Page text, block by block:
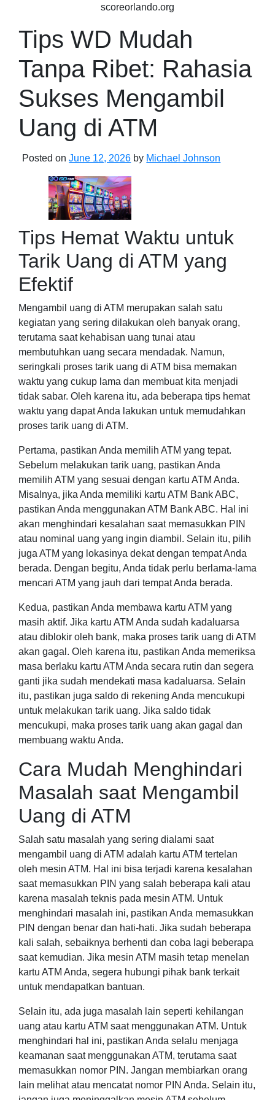
content
scoreorlando.org
Tips WD Mudah
Tanpa Ribet: Rahasia
Sukses Mengambil
Uang di ATM
Posted onJune 12, 2026 by Michael Johnson
Tips Hemat Waktu untuk
Tarik Uang di ATM yang
Efektif
Mengambil uang di ATM merupakan salah satu
kegiatan yang sering dilakukan oleh banyak orang,
terutama saat kehabisan uang tunai atau
membutuhkan uang secara mendadak. Namun,
seringkali proses tarik uang di ATM bisa memakan
waktu yang cukup lama dan membuat kita menjadi
tidak sabar. Oleh karena itu, ada beberapa tips hemat
waktu yang dapat Anda lakukan untuk memudahkan
proses tarik uang di ATM.
Pertama, pastikan Anda memilih ATM yang tepat.
Sebelum melakukan tarik uang, pastikan Anda
memilih ATM yang sesuai dengan kartu ATM Anda.
Misalnya, jika Anda memiliki kartu ATM Bank ABC,
pastikan Anda menggunakan ATM Bank ABC. Hal ini
akan menghindari kesalahan saat memasukkan PIN
atau nominal uang yang ingin diambil. Selain itu, pilih
juga ATM yang lokasinya dekat dengan tempat Anda
berada. Dengan begitu, Anda tidak perlu berlama-lama
mencari ATM yang jauh dari tempat Anda berada.
Kedua, pastikan Anda membawa kartu ATM yang
masih aktif. Jika kartu ATM Anda sudah kadaluarsa
atau diblokir oleh bank, maka proses tarik uang di ATM
akan gagal. Oleh karena itu, pastikan Anda memeriksa
masa berlaku kartu ATM Anda secara rutin dan segera
ganti jika sudah mendekati masa kadaluarsa. Selain
itu, pastikan juga saldo di rekening Anda mencukupi
untuk melakukan tarik uang. Jika saldo tidak
mencukupi, maka proses tarik uang akan gagal dan
membuang waktu Anda.
Cara Mudah Menghindari
Masalah saat Mengambil
Uang di ATM
Salah satu masalah yang sering dialami saat
mengambil uang di ATM adalah kartu ATM tertelan
oleh mesin ATM. Hal ini bisa terjadi karena kesalahan
saat memasukkan PIN yang salah beberapa kali atau
karena masalah teknis pada mesin ATM. Untuk
menghindari masalah ini, pastikan Anda memasukkan
PIN dengan benar dan hati-hati. Jika sudah beberapa
kali salah, sebaiknya berhenti dan coba lagi beberapa
saat kemudian. Jika mesin ATM masih tetap menelan
kartu ATM Anda, segera hubungi pihak bank terkait
untuk mendapatkan bantuan.
Selain itu, ada juga masalah lain seperti kehilangan
uang atau kartu ATM saat menggunakan ATM. Untuk
menghindari hal ini, pastikan Anda selalu menjaga
keamanan saat menggunakan ATM, terutama saat
memasukkan nomor PIN. Jangan membiarkan orang
lain melihat atau mencatat nomor PIN Anda. Selain itu,